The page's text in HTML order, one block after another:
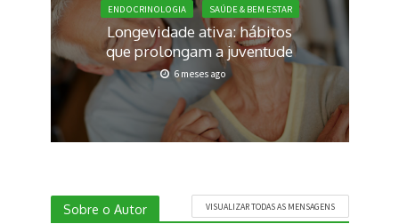
ENDOCRINOLOGIA SAÚDE & BEM ESTAR
Longevidade ativa: hábitos
que prolongam a juventude
6 meses ago
Sobre o Autor VISUALIZAR TODAS AS MENSAGENS